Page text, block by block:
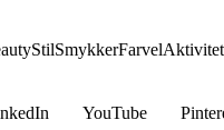
StilSmykkerFarvel
YouTube